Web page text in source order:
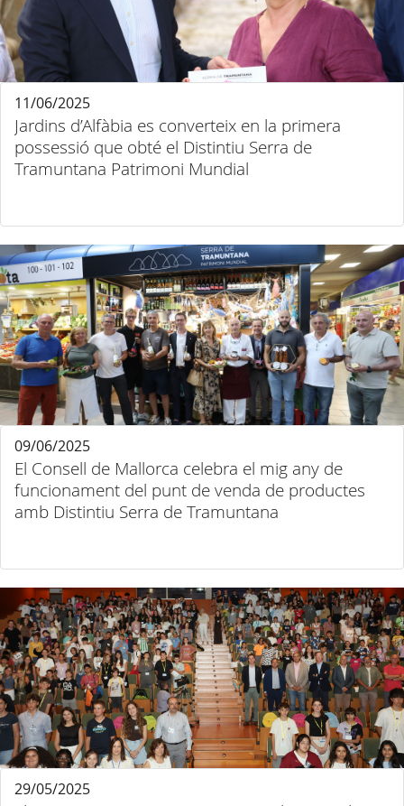
Jardins d’Alfàbia es converteix en la primera
possessió que obté el Distintiu Serra de
Tramuntana Patrimoni Mundial
11/06/2025
El Consell de Mallorca celebra el mig any de
funcionament del punt de venda de productes
amb Distintiu Serra de Tramuntana
09/06/2025
29/05/2025